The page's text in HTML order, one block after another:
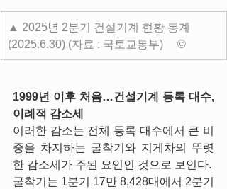
▲ 2025년 2분기 건설기계 현황 통계
(2025.6.30) (자료 : 국토교통부)     ©
1999년 이후 처음…건설기계 등록 대수,
이례적 감소세
이러한 감소는 전체 등록 대수에서 큰 비
중을 차지하는 굴착기와 지게차의 뚜렷
한 감소세가 주된 요인인 것으로 보인다.
굴착기는 1분기 17만 8,428대에서 2분기